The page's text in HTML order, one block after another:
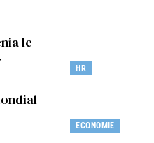
HR
le
ECONOMIE